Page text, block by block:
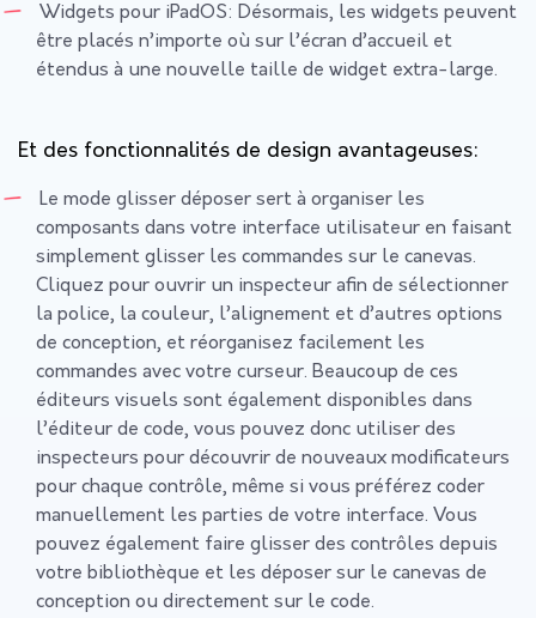
Widgets pour iPadOS: Désormais, les widgets peuvent
être placés n’importe où sur l’écran d’accueil et
étendus à une nouvelle taille de widget extra-large.
Et des fonctionnalités de design avantageuses:
Le mode glisser déposer sert à organiser les
composants dans votre interface utilisateur en faisant
simplement glisser les commandes sur le canevas.
Cliquez pour ouvrir un inspecteur afin de sélectionner
la police, la couleur, l’alignement et d’autres options
de conception, et réorganisez facilement les
commandes avec votre curseur. Beaucoup de ces
éditeurs visuels sont également disponibles dans
l’éditeur de code, vous pouvez donc utiliser des
inspecteurs pour découvrir de nouveaux modificateurs
pour chaque contrôle, même si vous préférez coder
manuellement les parties de votre interface. Vous
pouvez également faire glisser des contrôles depuis
votre bibliothèque et les déposer sur le canevas de
conception ou directement sur le code.